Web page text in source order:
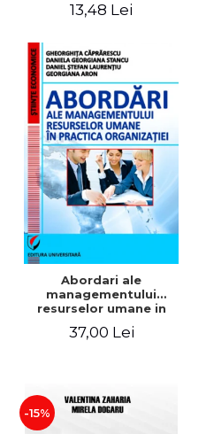
13,48 Lei
Abordari ale
managementului
resurselor umane in
37,00 Lei
-15%